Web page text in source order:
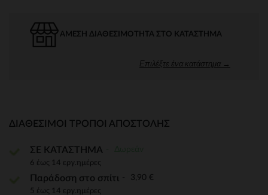
ΆΜΕΣΗ ΔΙΑΘΕΣΙΜΌΤΗΤΑ ΣΤΟ ΚΑΤΆΣΤΗΜΑ
Επιλέξτε ένα κατάστημα →
ΔΙΑΘΈΣΙΜΟΙ ΤΡΌΠΟΙ ΑΠΟΣΤΟΛΉΣ
ΣΕ ΚΑΤΑΣΤΗΜΑ
6 έως 14 εργ.ημέρες
Παράδοση στο σπίτι 3,90 €
5 έως 14 εργ.ημέρες